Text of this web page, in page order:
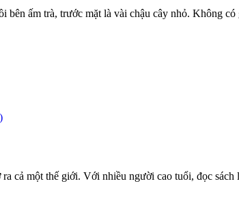
ấm trà, trước mặt là vài chậu cây nhỏ. Không
một thế giới. Với nhiều người cao tuổi, đọc sách